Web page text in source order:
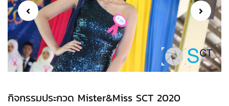
กิจกรรมประกวด Mister&Miss SCT 2020